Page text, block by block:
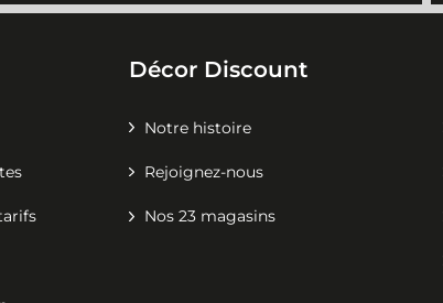
Décor Discount
Notre histoire
Rejoignez-nous
Nos 23 magasins